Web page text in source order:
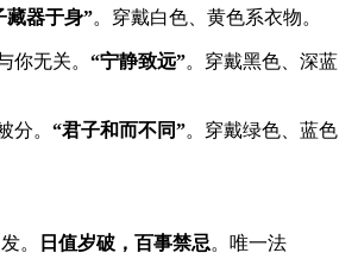
藏器于身”。穿戴白色、黄色系衣物。
你无关。 “宁静致远”。穿戴黑色、深蓝
分。 “君子和而不同”。穿戴绿色、蓝色
。 日值岁破，百事禁忌。唯一法